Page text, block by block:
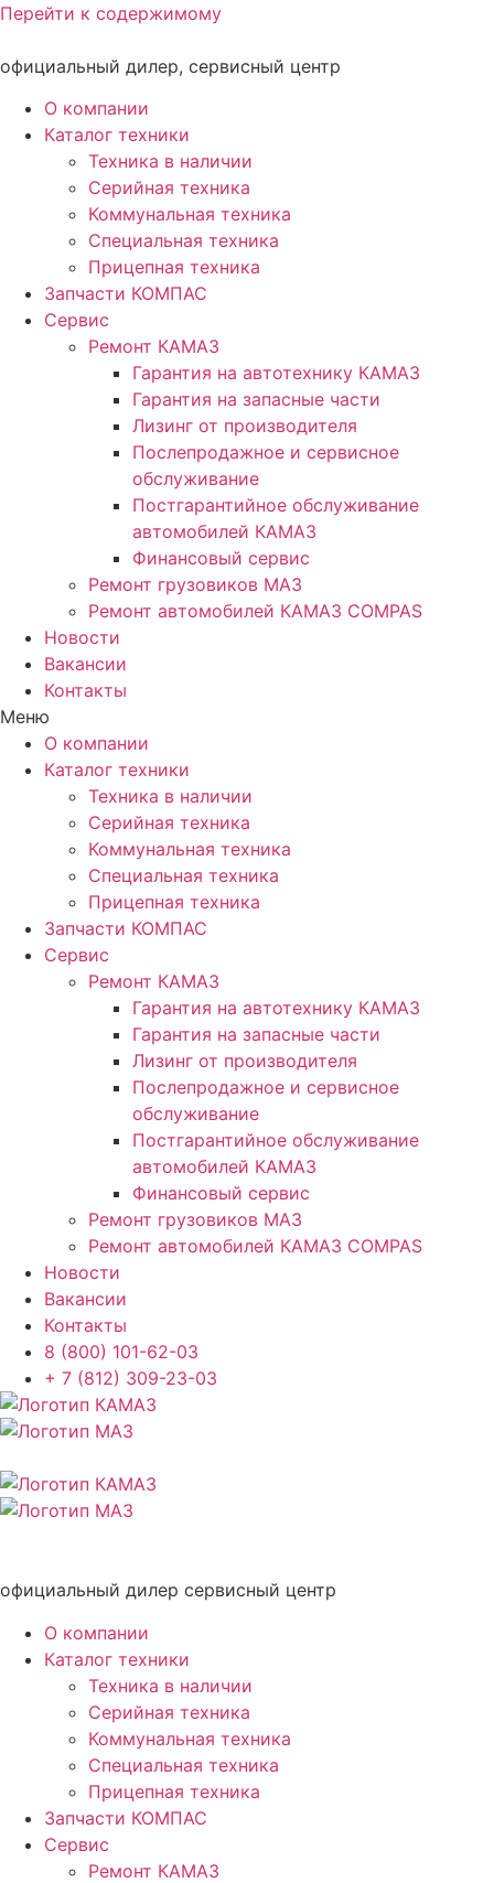
Перейти к содержимому
официальный дилер, сервисный центр
О компании
Каталог техники
Техника в наличии
Серийная техника
Коммунальная техника
Специальная техника
Прицепная техника
Запчасти КОМПАС
Сервис
Ремонт КАМАЗ
Гарантия на автотехнику КАМАЗ
Гарантия на запасные части
Лизинг от производителя
Послепродажное и сервисное
обслуживание
Постгарантийное обслуживание
автомобилей КАМАЗ
Финансовый сервис
Ремонт грузовиков МАЗ
Ремонт автомобилей КАМАЗ COMPAS
Новости
Вакансии
Контакты
Меню
О компании
Каталог техники
Техника в наличии
Серийная техника
Коммунальная техника
Специальная техника
Прицепная техника
Запчасти КОМПАС
Сервис
Ремонт КАМАЗ
Гарантия на автотехнику КАМАЗ
Гарантия на запасные части
Лизинг от производителя
Послепродажное и сервисное
обслуживание
Постгарантийное обслуживание
автомобилей КАМАЗ
Финансовый сервис
Ремонт грузовиков МАЗ
Ремонт автомобилей КАМАЗ COMPAS
Новости
Вакансии
Контакты
8 (800) 101-62-03
+ 7 (812) 309-23-03
официальный дилер сервисный центр
О компании
Каталог техники
Техника в наличии
Серийная техника
Коммунальная техника
Специальная техника
Прицепная техника
Запчасти КОМПАС
Сервис
Ремонт КАМАЗ